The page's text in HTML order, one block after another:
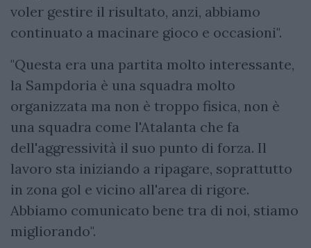
voler gestire il risultato, anzi, abbiamo
continuato a macinare gioco e occasioni".
"Questa era una partita molto interessante,
la Sampdoria è una squadra molto
organizzata ma non è troppo fisica, non è
una squadra come l'Atalanta che fa
dell'aggressività il suo punto di forza. Il
lavoro sta iniziando a ripagare, soprattutto
in zona gol e vicino all'area di rigore.
Abbiamo comunicato bene tra di noi, stiamo
migliorando".